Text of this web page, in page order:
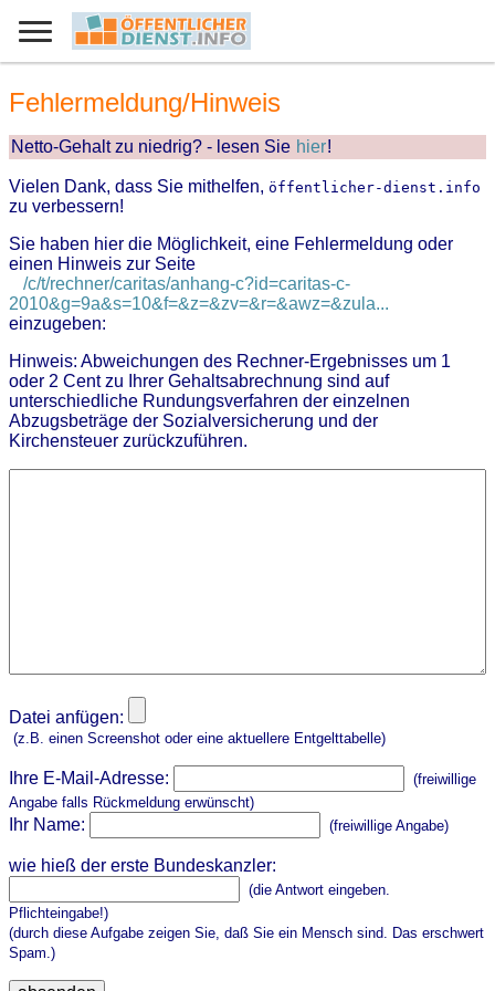
Fehlermeldung/Hinweis
Netto-Gehalt zu niedrig? - lesen Sie hier!
Vielen Dank, dass Sie mithelfen, öffentlicher-dienst.info
zu verbessern!
Sie haben hier die Möglichkeit, eine Fehlermeldung oder
einen Hinweis zur Seite
/c/t/rechner/caritas/anhang-c?id=caritas-c-
2010&g=9a&s=10&f=&z=&zv=&r=&awz=&zula...
einzugeben:
Hinweis: Abweichungen des Rechner-Ergebnisses um 1
oder 2 Cent zu Ihrer Gehaltsabrechnung sind auf
unterschiedliche Rundungsverfahren der einzelnen
Abzugsbeträge der Sozialversicherung und der
Kirchensteuer zurückzuführen.
Datei anfügen:
(z.B. einen Screenshot oder eine aktuellere Entgelttabelle)
Ihre E-Mail-Adresse:
(freiwillige
Angabe falls Rückmeldung erwünscht)
Ihr Name: (freiwillige Angabe)
wie hieß der erste Bundeskanzler:
(die Antwort eingeben.
Pflichteingabe!)
(durch diese Aufgabe zeigen Sie, daß Sie ein Mensch sind. Das erschwert
Spam.)